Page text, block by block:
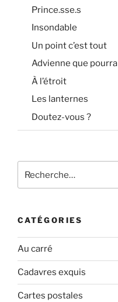
Prince.sse.s
Insondable
Un point c’est tout
Advienne que pourra
À l’étroit
Les lanternes
Doutez-vous ?
pour
CATÉGORIES
Au carré
Cadavres exquis
Cartes postales